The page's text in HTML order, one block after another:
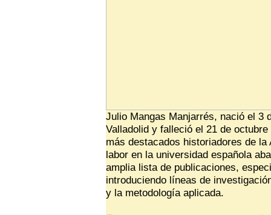
Julio Mangas Manjarrés, nació el 3
Valladolid y falleció el 21 de
más destacados historiadores de
labor en la universidad española
amplia lista de publicaciones,
introduciendo líneas de
y la metodología aplicada.